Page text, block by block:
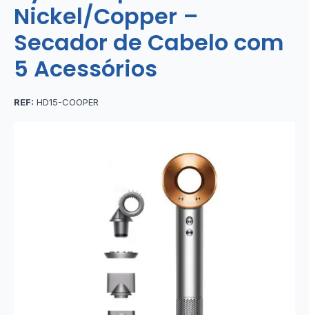
Nickel/Copper –
Secador de Cabelo com
5 Acessórios
REF: HD15-COOPER